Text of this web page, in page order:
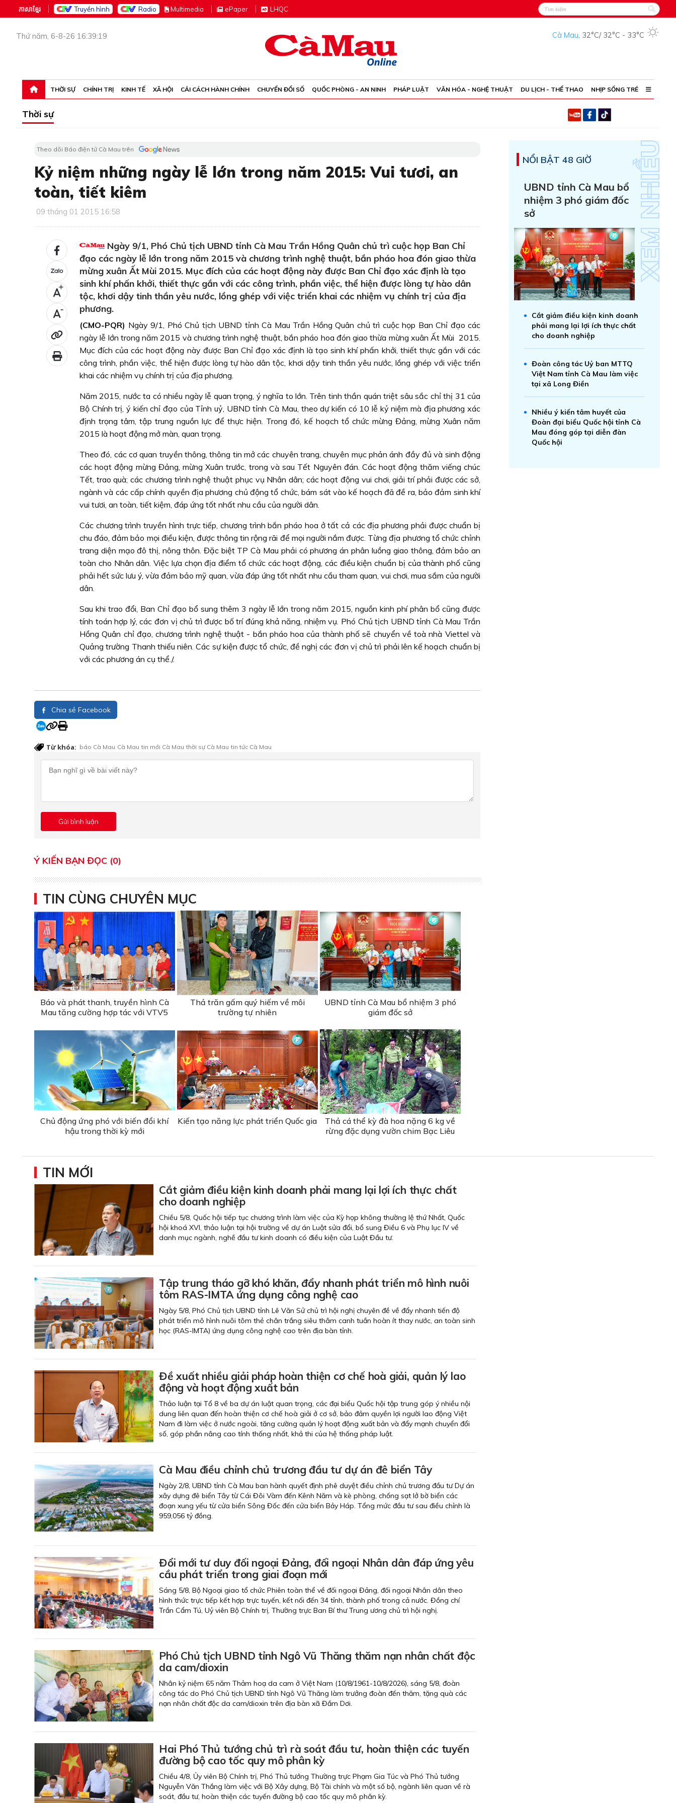
ភាសាខ្មែរ Truyền hình Radio Multimedia ePaper LHQC
Thứ năm, 6-8-26 16:39:19 Cà Mau, 32°C/ 32°C - 33°C
THỜI SỰ CHÍNH TRỊ KINH TẾ XÃ HỘI CẢI CÁCH HÀNH CHÍNH CHUYỂN ĐỔI SỐ QUỐC PHÒNG - AN NINH PHÁP LUẬT VĂN HÓA - NGHỆ THUẬT DU LỊCH - THỂ THAO NHỊP SỐNG TRẺ
Thời sự
Theo dõi Báo điện tử Cà Mau trên
Kỷ niệm những ngày lễ lớn trong năm 2015: Vui tươi, an
toàn, tiết kiêm
09 tháng 01 2015 16:58
+
-
Ngày 9/1, Phó Chủ tịch UBND tỉnh Cà Mau Trần Hồng Quân chủ trì cuộc họp Ban Chỉ
đạo các ngày lễ lớn trong năm 2015 và chương trình nghệ thuật, bắn pháo hoa đón giao thừa
mừng xuân Ất Mùi 2015. Mục đích của các hoạt động này được Ban Chỉ đạo xác định là tạo
sinh khí phấn khởi, thiết thực gắn với các công trình, phần việc, thể hiện được lòng tự hào dân
tộc, khơi dậy tinh thần yêu nước, lồng ghép với việc triển khai các nhiệm vụ chính trị của địa
phương.
(CMO-PQR) Ngày 9/1, Phó Chủ tịch UBND tỉnh Cà Mau Trần Hồng Quân chủ trì cuộc họp Ban Chỉ đạo các
ngày lễ lớn trong năm 2015 và chương trình nghệ thuật, bắn pháo hoa đón giao thừa mừng xuân Ất Mùi 2015.
Mục đích của các hoạt động này được Ban Chỉ đạo xác định là tạo sinh khí phấn khởi, thiết thực gắn với các
công trình, phần việc, thể hiện được lòng tự hào dân tộc, khơi dậy tinh thần yêu nước, lồng ghép với việc triển
khai các nhiệm vụ chính trị của địa phương.
Năm 2015, nước ta có nhiều ngày lễ quan trọng, ý nghĩa to lớn. Trên tinh thần quán triệt sâu sắc chỉ thị 31 của
Bộ Chính trị, ý kiến chỉ đạo của Tỉnh uỷ, UBND tỉnh Cà Mau, theo dự kiến có 10 lễ kỷ niệm mà địa phương xác
định trọng tâm, tập trung nguồn lực để thực hiện. Trong đó, kế hoạch tổ chức mừng Đảng, mừng Xuân năm
2015 là hoạt động mở màn, quan trọng.
Theo đó, các cơ quan truyền thông, thông tin mở các chuyên trang, chuyên mục phản ánh đầy đủ và sinh động
các hoạt động mừng Đảng, mừng Xuân trước, trong và sau Tết Nguyên đán. Các hoạt động thăm viếng chúc
Tết, trao quà; các chương trình nghệ thuật phục vụ Nhân dân; các hoạt động vui chơi, giải trí phải được các sở,
ngành và các cấp chính quyền địa phương chủ động tổ chức, bám sát vào kế hoạch đã đề ra, bảo đảm sinh khí
vui tươi, an toàn, tiết kiệm, đáp ứng tốt nhất nhu cầu của người dân.
Các chương trình truyền hình trực tiếp, chương trình bắn pháo hoa ở tất cả các địa phương phải được chuẩn bị
chu đáo, đảm bảo mọi điều kiện, được thông tin rộng rãi để mọi người nắm được. Từng địa phương tổ chức chỉnh
trang diện mạo đô thị, nông thôn. Đặc biệt TP Cà Mau phải có phương án phân luồng giao thông, đảm bảo an
toàn cho Nhân dân. Việc lựa chọn địa điểm tổ chức các hoạt động, các điều kiện chuẩn bị của thành phố cũng
phải hết sức lưu ý, vừa đảm bảo mỹ quan, vừa đáp ứng tốt nhất nhu cầu tham quan, vui chơi, mua sắm của người
dân.
Sau khi trao đổi, Ban Chỉ đạo bổ sung thêm 3 ngày lễ lớn trong năm 2015, nguồn kinh phí phân bổ cũng được
tính toán hợp lý, các đơn vị chủ trì được bố trí đúng khả năng, nhiệm vụ. Phó Chủ tịch UBND tỉnh Cà Mau Trần
Hồng Quân chỉ đạo, chương trình nghệ thuật - bắn pháo hoa của thành phố sẽ chuyển về toà nhà Viettel và
Quảng trường Thanh thiếu niên. Các sự kiện được tổ chức, đề nghị các đơn vị chủ trì phải lên kế hoạch chuẩn bị
với các phương án cụ thể./.
Chia sẻ Facebook
Từ khóa: báo Cà Mau Cà Mau tin mới Cà Mau thời sự Cà Mau tin tức Cà Mau
Ý KIẾN BẠN ĐỌC (0)
TIN CÙNG CHUYÊN MỤC
Báo và phát thanh, truyền hình Cà
Mau tăng cường hợp tác với VTV5
Thả trăn gấm quý hiếm về môi
trường tự nhiên
UBND tỉnh Cà Mau bổ nhiệm 3 phó
giám đốc sở
Chủ động ứng phó với biến đổi khí
hậu trong thời kỳ mới
Kiến tạo năng lực phát triển Quốc gia
Thả cá thể kỳ đà hoa nặng 6 kg về
rừng đặc dụng vườn chim Bạc Liêu
NỔI BẬT 48 GIỜ
UBND tỉnh Cà Mau bổ
nhiệm 3 phó giám đốc
sở
Cắt giảm điều kiện kinh doanh
phải mang lại lợi ích thực chất
cho doanh nghiệp
Đoàn công tác Uỷ ban MTTQ
Việt Nam tỉnh Cà Mau làm việc
tại xã Long Điền
Nhiều ý kiến tâm huyết của
Đoàn đại biểu Quốc hội tỉnh Cà
Mau đóng góp tại diễn đàn
Quốc hội
TIN MỚI
Cắt giảm điều kiện kinh doanh phải mang lại lợi ích thực chất
cho doanh nghiệp
Chiều 5/8, Quốc hội tiếp tục chương trình làm việc của Kỳ họp không thường lệ thứ Nhất, Quốc
hội khoá XVI, thảo luận tại hội trường về dự án Luật sửa đổi, bổ sung Điều 6 và Phụ lục IV về
danh mục ngành, nghề đầu tư kinh doanh có điều kiện của Luật Đầu tư.
Tập trung tháo gỡ khó khăn, đẩy nhanh phát triển mô hình nuôi
tôm RAS-IMTA ứng dụng công nghệ cao
Ngày 5/8, Phó Chủ tịch UBND tỉnh Lê Văn Sử chủ trì hội nghị chuyên đề về đẩy nhanh tiến độ
phát triển mô hình nuôi tôm thẻ chân trắng siêu thâm canh tuần hoàn ít thay nước, an toàn sinh
học (RAS-IMTA) ứng dụng công nghệ cao trên địa bàn tỉnh.
Đề xuất nhiều giải pháp hoàn thiện cơ chế hoà giải, quản lý lao
động và hoạt động xuất bản
Thảo luận tại Tổ 8 về ba dự án luật quan trọng, các đại biểu Quốc hội tập trung góp ý nhiều nội
dung liên quan đến hoàn thiện cơ chế hoà giải ở cơ sở, bảo đảm quyền lợi người lao động Việt
Nam đi làm việc ở nước ngoài, tăng cường quản lý hoạt động xuất bản và đẩy mạnh chuyển đổi
số, góp phần nâng cao tính thống nhất, khả thi của hệ thống pháp luật.
Cà Mau điều chỉnh chủ trương đầu tư dự án đê biển Tây
Ngày 2/8, UBND tỉnh Cà Mau ban hành quyết định phê duyệt điều chỉnh chủ trương đầu tư Dự án
xây dựng đê biển Tây từ Cái Đôi Vàm đến Kênh Năm và kè phòng, chống sạt lở bờ biển các
đoạn xung yếu từ cửa biển Sông Đốc đến cửa biển Bảy Háp. Tổng mức đầu tư sau điều chỉnh là
959,056 tỷ đồng.
Đổi mới tư duy đối ngoại Đảng, đối ngoại Nhân dân đáp ứng yêu
cầu phát triển trong giai đoạn mới
Sáng 5/8, Bộ Ngoại giao tổ chức Phiên toàn thể về đối ngoại Đảng, đối ngoại Nhân dân theo
hình thức trực tiếp kết hợp trực tuyến, kết nối đến 34 tỉnh, thành phố trong cả nước. Đồng chí
Trần Cẩm Tú, Uỷ viên Bộ Chính trị, Thường trực Ban Bí thư Trung ương chủ trì hội nghị.
Phó Chủ tịch UBND tỉnh Ngô Vũ Thăng thăm nạn nhân chất độc
da cam/dioxin
Nhân kỷ niệm 65 năm Thảm hoạ da cam ở Việt Nam (10/8/1961-10/8/2026), sáng 5/8, đoàn
công tác do Phó Chủ tịch UBND tỉnh Ngô Vũ Thăng làm trưởng đoàn đến thăm, tặng quà các
nạn nhân chất độc da cam/dioxin trên địa bàn xã Đầm Dơi.
Hai Phó Thủ tướng chủ trì rà soát đầu tư, hoàn thiện các tuyến
đường bộ cao tốc quy mô phân kỳ
Chiều 4/8, Ủy viên Bộ Chính trị, Phó Thủ tướng Thường trực Phạm Gia Túc và Phó Thủ tướng
Nguyễn Văn Thắng làm việc với Bộ Xây dựng, Bộ Tài chính và một số bộ, ngành liên quan về rà
soát, đầu tư, hoàn thiện các tuyến đường bộ cao tốc quy mô phân kỳ.